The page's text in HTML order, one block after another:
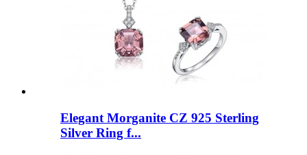
Elegant Morganite CZ 925 Sterling
Silver Ring f...